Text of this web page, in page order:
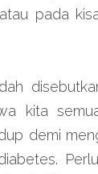
pada
kita
demi